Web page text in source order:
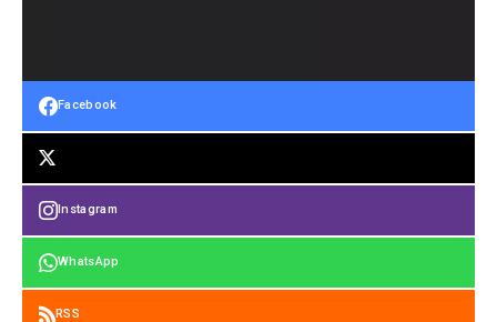
Facebook
Instagram
WhatsApp
RSS